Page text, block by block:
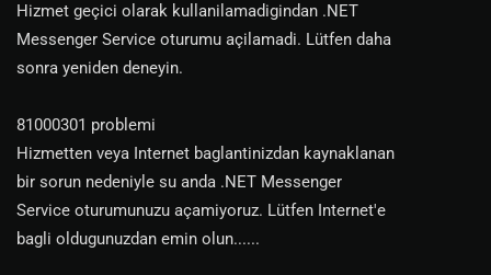
Hizmet geçici olarak kullanilamadigindan .NET
Messenger Service oturumu açilamadi. Lütfen daha
sonra yeniden deneyin.
81000301 problemi
Hizmetten veya Internet baglantinizdan kaynaklanan
bir sorun nedeniyle su anda .NET Messenger
Service oturumunuzu açamiyoruz. Lütfen Internet'e
bagli oldugunuzdan emin olun......